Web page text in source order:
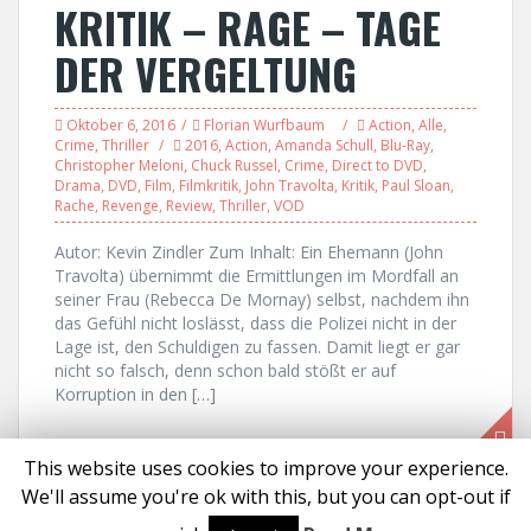
KRITIK – RAGE – TAGE
DER VERGELTUNG
Oktober 6, 2016 Florian Wurfbaum Action, Alle,
Crime, Thriller 2016, Action, Amanda Schull, Blu-Ray,
Christopher Meloni, Chuck Russel, Crime, Direct to DVD,
Drama, DVD, Film, Filmkritik, John Travolta, Kritik, Paul Sloan,
Rache, Revenge, Review, Thriller, VOD
Autor: Kevin Zindler Zum Inhalt: Ein Ehemann (John
Travolta) übernimmt die Ermittlungen im Mordfall an
seiner Frau (Rebecca De Mornay) selbst, nachdem ihn
das Gefühl nicht loslässt, dass die Polizei nicht in der
Lage ist, den Schuldigen zu fassen. Damit liegt er gar
nicht so falsch, denn schon bald stößt er auf
Korruption in den […]
Proudly powered by WordPress |Theme: Solon by aThemes
This website uses cookies to improve your experience.
We'll assume you're ok with this, but you can opt-out if